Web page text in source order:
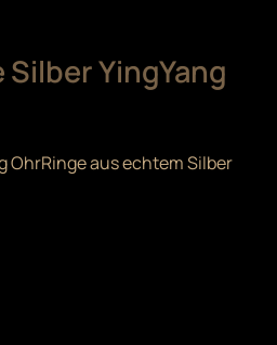
Silber YingYang
OhrRinge aus echtem Silber